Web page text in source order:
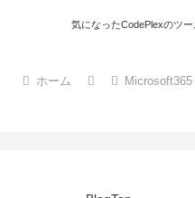
気になったCodePlexのツ
ホーム Microsoft365